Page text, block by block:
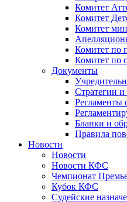
Комитет
Комитет
Комитет
Комитет по
Комитет по
Документы
Стратегии
Регламенты
Бланки и
Правила
Новости
Новости
Новости КФС
Чемпионат
Кубок КФС
Судейские